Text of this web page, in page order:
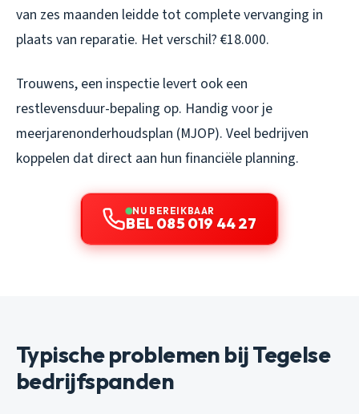
van zes maanden leidde tot complete vervanging in
plaats van reparatie. Het verschil? €18.000.
Trouwens, een inspectie levert ook een
restlevensduur-bepaling op. Handig voor je
meerjarenonderhoudsplan (MJOP). Veel bedrijven
koppelen dat direct aan hun financiële planning.
NU BEREIKBAAR
BEL 085 019 44 27
Typische problemen bij Tegelse
bedrijfspanden